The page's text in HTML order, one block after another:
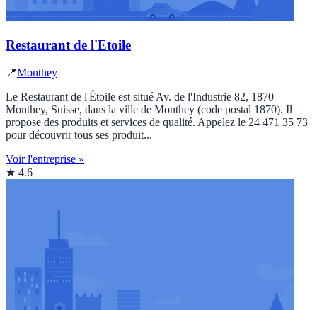
Restaurant de l'Etoile
📍Monthey
Le Restaurant de l'Étoile est situé Av. de l'Industrie 82, 1870
Monthey, Suisse, dans la ville de Monthey (code postal 1870). Il
propose des produits et services de qualité. Appelez le 24 471 35 73
pour découvrir tous ses produit...
Voir l'entreprise »
★ 4.6